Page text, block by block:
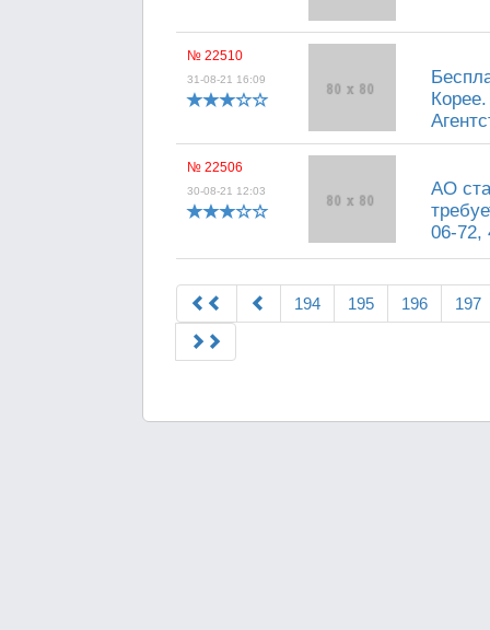
№ 22510
31-08-21 16:09
№ 22506
30-08-21 12:03
АО
06-72,
194 195 196 197